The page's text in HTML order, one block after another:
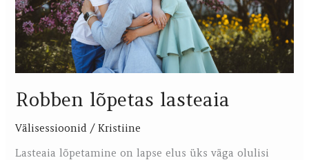
Robben lõpetas lasteaia
Välisessioonid /Kristiine
Lasteaia lõpetamine on lapse elus üks väga olulisi